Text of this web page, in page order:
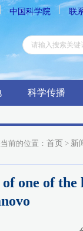
中国科学院 联
科学传播
前的位置： 首页 > 新
one of the